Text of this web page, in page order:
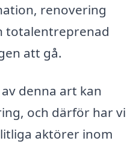
renovering
totalentreprenad
att gå.
denna art kan
och därför har vi
aktörer inom